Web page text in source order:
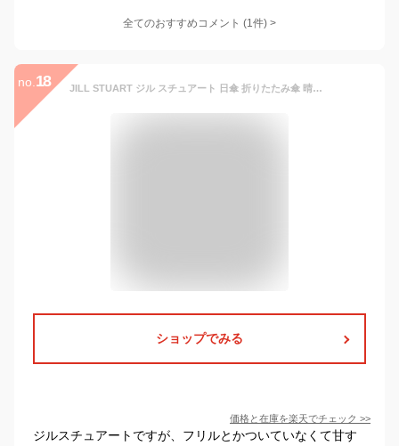
全てのおすすめコメント (1件) >
no. 18 JILL STUART ジル スチュアート 日傘 折りたたみ傘 晴雨兼用 アップルプリント レディース 53cm 軽量 遮光 遮熱 UVカット 東レ サマーシールド 自動開閉 ブラック オフホワイト サックス ピンク 1JI 27373
ショップでみる
価格と在庫を楽天でチェック >>
ジルスチュアートですが、フリルとかついていなくて甘す